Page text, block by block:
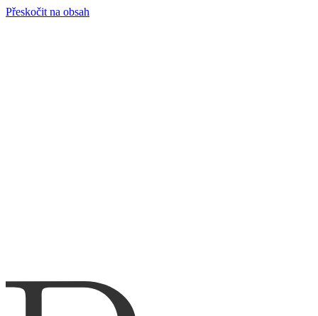
Přeskočit na obsah